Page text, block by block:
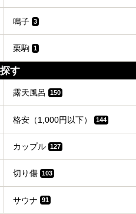
鳴子 3
栗駒 1
す
露天風呂 150
格安（1,000円以下） 144
カップル 127
切り傷 103
サウナ 91